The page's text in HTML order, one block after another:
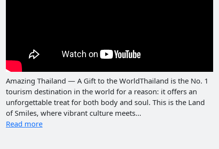
Amazing Thailand — A Gift to the WorldThailand is the No. 1
tourism destination in the world for a reason: it offers an
unforgettable treat for both body and soul. This is the Land
of Smiles, where vibrant culture meets...
Read more